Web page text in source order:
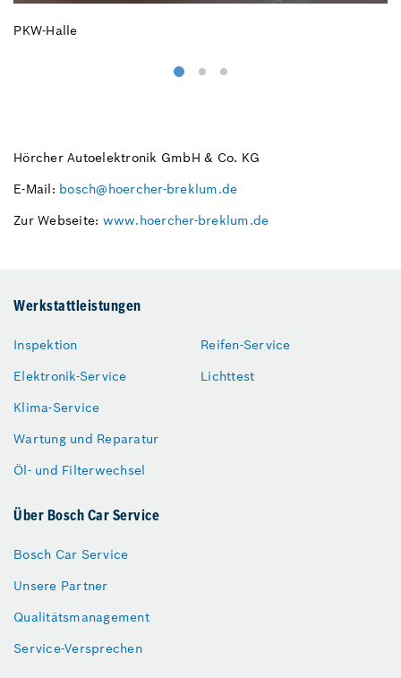
PKW-Halle
Hörcher Autoelektronik GmbH & Co. KG
E-Mail: bosch@hoercher-breklum.de
Zur Webseite: www.hoercher-breklum.de
Werkstattleistungen
Inspektion
Elektronik-Service
Klima-Service
Wartung und Reparatur
Öl- und Filterwechsel
Reifen-Service
Lichttest
Über Bosch Car Service
Bosch Car Service
Unsere Partner
Qualitätsmanagement
Service-Versprechen